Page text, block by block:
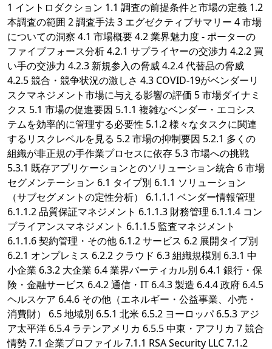
1 イントロダクション 1.1 調査の前提条件と市場の定義 1.2
本調査の範囲 2 調査手法 3 エグゼクティブサマリー 4 市場
についての洞察 4.1 市場概要 4.2 業界魅力度 - ポーターの
ファイブフォース分析 4.2.1 サプライヤーの交渉力 4.2.2 買
い手の交渉力 4.2.3 新規参入の脅威 4.2.4 代替品の脅威
4.2.5 競合・競争状況の激しさ 4.3 COVID-19がベンダーリ
スクマネジメント市場に与える影響の評価 5 市場ダイナミ
クス 5.1 市場の促進要因 5.1.1 複雑なベンダー・エコシス
テムを効率的に管理する必要性 5.1.2 様々なタスクに関連
するリスクレベルを見る 5.2 市場の抑制要因 5.2.1 多くの
組織が非正規の手作業プロセスに依存 5.3 市場への挑戦
5.3.1 既存アプリケーションとのソリューション統合 6 市場
セグメンテーション 6.1 タイプ別 6.1.1 ソリューション
（サブセグメントの定性分析） 6.1.1.1 ベンダー情報管理
6.1.1.2 品質保証マネジメント 6.1.1.3 財務管理 6.1.1.4 コン
プライアンスマネジメント 6.1.1.5 監査マネジメント
6.1.1.6 契約管理・その他 6.1.2 サービス 6.2 展開タイプ別
6.2.1 オンプレミス 6.2.2 クラウド 6.3 組織規模別 6.3.1 中
小企業 6.3.2 大企業 6.4 業界バーティカル別 6.4.1 銀行・保
険・金融サービス 6.4.2 通信・IT 6.4.3 製造 6.4.4 政府 6.4.5
ヘルスケア 6.4.6 その他（エネルギー・公益事業、小売・
消費財） 6.5 地域別 6.5.1 北米 6.5.2 ヨーロッパ 6.5.3 アジ
ア太平洋 6.5.4 ラテンアメリカ 6.5.5 中東・アフリカ 7 競合
情勢 7.1 企業プロファイル 7.1.1 RSA Security LLC 7.1.2